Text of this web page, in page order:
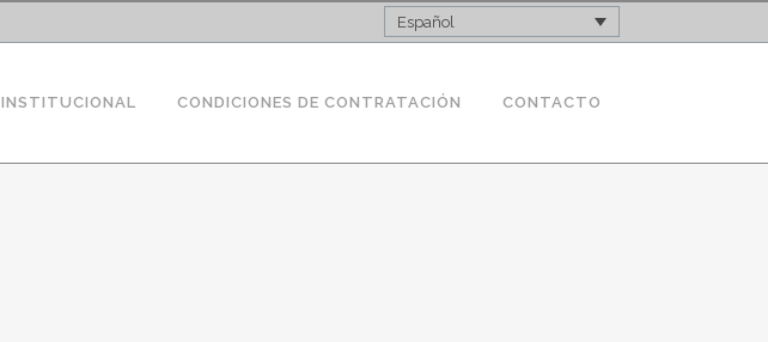
Español
INSTITUCIONAL CONDICIONES DE CONTRATACIÓN CONTACTO